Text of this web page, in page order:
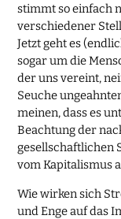
stimmt so einfach
verschiedener
Jetzt geht es
sogar um die
der uns vereint,
Seuche
meinen, dass es
Beachtung der
gesellschaftlichen
vom Kapitalismus
Wie wirken sich
und Enge auf das